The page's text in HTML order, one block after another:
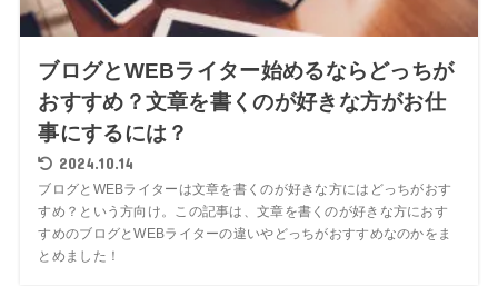
ブログとWEBライター始めるならどっちが
おすすめ？文章を書くのが好きな方がお仕
事にするには？
2024.10.14
ブログとWEBライターは文章を書くのが好きな方にはどっちがおす
すめ？という方向け。この記事は、文章を書くのが好きな方におす
すめのブログとWEBライターの違いやどっちがおすすめなのかをま
とめました！